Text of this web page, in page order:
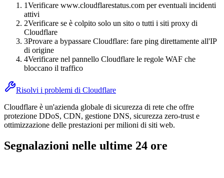
1Verificare www.cloudflarestatus.com per eventuali incidenti
attivi
2Verificare se è colpito solo un sito o tutti i siti proxy di
Cloudflare
3Provare a bypassare Cloudflare: fare ping direttamente all'IP
di origine
4Verificare nel pannello Cloudflare le regole WAF che
bloccano il traffico
Risolvi i problemi di Cloudflare
Cloudflare è un'azienda globale di sicurezza di rete che offre
protezione DDoS, CDN, gestione DNS, sicurezza zero-trust e
ottimizzazione delle prestazioni per milioni di siti web.
Segnalazioni nelle ultime 24 ore